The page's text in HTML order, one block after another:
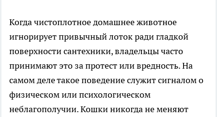
Когда чистоплотное домашнее животное
игнорирует привычный лоток ради гладкой
поверхности сантехники, владельцы часто
принимают это за протест или вредность. На
самом деле такое поведение служит сигналом о
физическом или психологическом
неблагополучии. Кошки никогда не меняют